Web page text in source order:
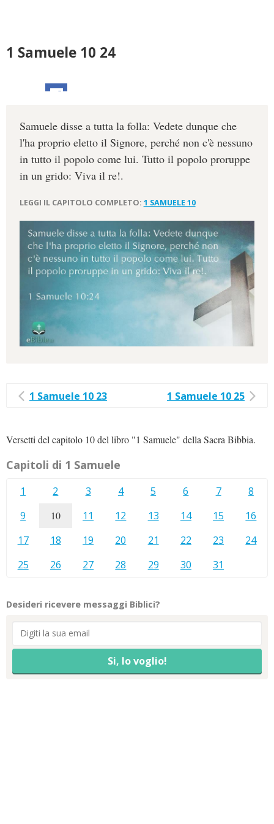
1 Samuele 10 24
Samuele disse a tutta la folla: Vedete dunque che
l'ha proprio eletto il Signore, perché non c'è nessuno
in tutto il popolo come lui. Tutto il popolo proruppe
in un grido: Viva il re!.
LEGGI IL CAPITOLO COMPLETO: 1 SAMUELE 10
1 Samuele 10 23 1 Samuele 10 25
Versetti del capitolo 10 del libro "1 Samuele" della Sacra Bibbia.
Capitoli di 1 Samuele
1 2 3 4 5 6 7
8
9
10 11 12 13 14 15
16
17
18 19 20 21 22 23
24
25
26 27 28 29 30 31
Desideri ricevere messaggi Biblici?